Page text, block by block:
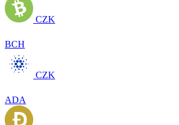
CZK
BCH
CZK
ADA